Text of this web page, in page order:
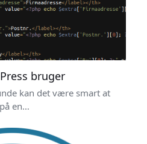
bruger
kan det være smart at
en…